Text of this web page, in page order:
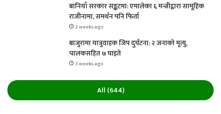
बानियाँ सरकार सङ्कटमा: एमालेका ६ मन्त्रीद्वारा सामूहिक
राजीनामा, समर्थन पनि फिर्ता
2 weeks ago
बाजुरामा यात्रुवाहक जिप दुर्घटना: २ जनाको मृत्यु,
चालकसहित ७ घाइते
3 weeks ago
All (644)